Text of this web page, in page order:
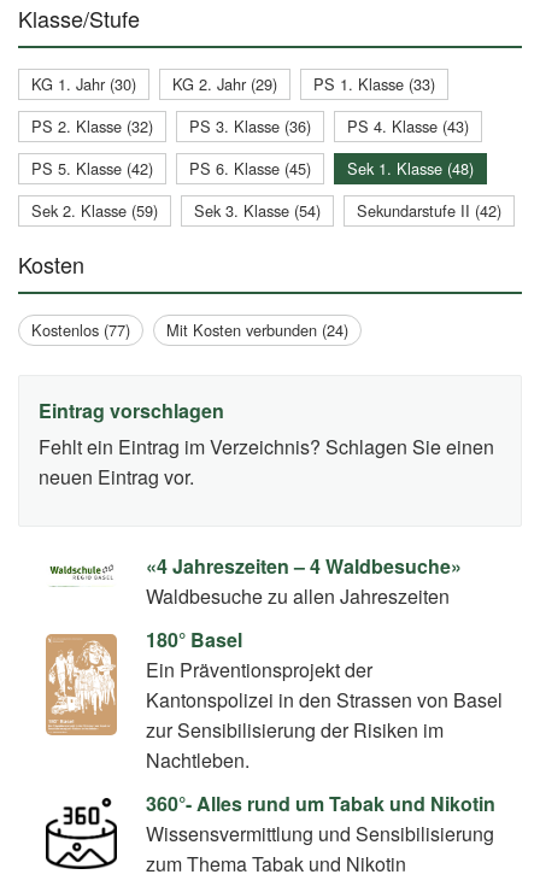
«4 Jahreszeiten – 4 Waldbesuche»
Waldbesuche zu allen Jahreszeiten
180° Basel
Ein Präventionsprojekt der
Kantonspolizei in den Strassen von Basel
zur Sensibilisierung der Risiken im
Nachtleben.
360°- Alles rund um Tabak und Nikotin
Wissensvermittlung und Sensibilisierung
zum Thema Tabak und Nikotin
Klasse/Stufe
KG 1. Jahr (30) KG 2. Jahr (29)
PS 1. Klasse (33)
PS 2. Klasse (32)
PS 3. Klasse (36)
PS 4. Klasse (43)
PS 5. Klasse (42)
PS 6. Klasse (45)
Sek 1. Klasse (48)
Sek 2. Klasse (59)
Sek 3. Klasse (54) Sekundarstufe II (42)
Kosten
Kostenlos (77) Mit Kosten verbunden (24)
Eintrag vorschlagen
Fehlt ein Eintrag im Verzeichnis? Schlagen Sie einen
neuen Eintrag vor.